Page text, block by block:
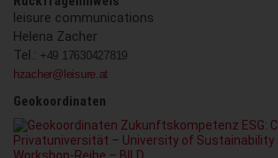
leisure communications
Helena Zacher
Tel.: +49 17630427819
hzacher@leisure.at
Geokoordinaten